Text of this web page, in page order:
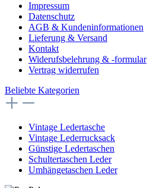
Impressum
Datenschutz
AGB & Kundeninformationen
Lieferung & Versand
Kontakt
Widerufsbelehrung & -formular
Vertrag widerrufen
Beliebte Kategorien
Vintage Ledertasche
Vintage Lederrucksack
Günstige Ledertaschen
Schultertaschen Leder
Umhängetaschen Leder